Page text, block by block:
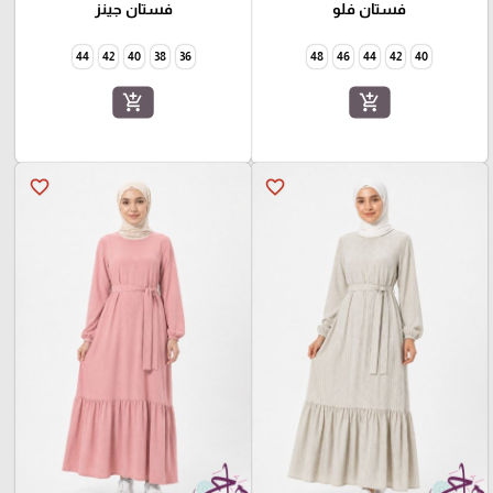
فستان فلو
40
42
44
46
48
add_shopping_cart
فستان جينز
36
38
40
42
44
add_shopping_cart
favorite_border
favorite_border